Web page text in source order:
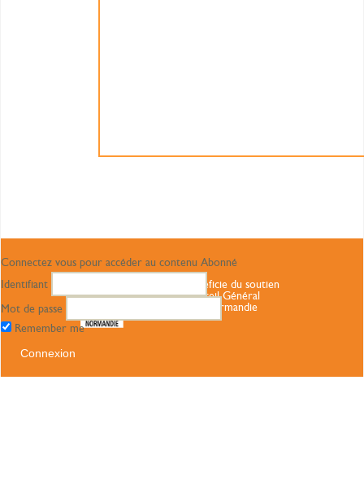
Connectez vous pour accéder au contenu Abonné
Identifiant
Mot de passe
Remember me
Ce site bénéficie du soutien
du Conseil Général
Haute Normandie